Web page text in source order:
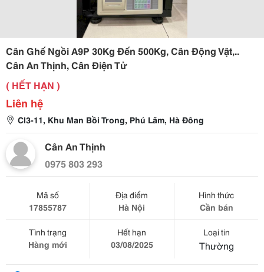
Cân Ghế Ngồi A9P 30Kg Đến 500Kg, Cân Động Vật,..
Cân An Thịnh, Cân Điện Tử
( HẾT HẠN )
Liên hệ
Cl3-11, Khu Man Bồi Trong, Phú Lãm, Hà Đông
Cân An Thịnh
0975 803 293
Mã số
17855787
Địa điểm
Hà Nội
Hình thức
Cần bán
Tình trạng
Hàng mới
Hết hạn
03/08/2025
Loại tin
Thường